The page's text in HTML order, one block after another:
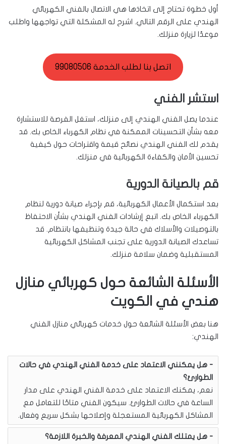
أول خطوة تحتاج إلى اتخاذها هي الاتصال بالفني الكهربائي
الهندي على الرقم التالي. اشرح له المشكلة التي تواجهها واطلب
موعدًا لزيارة منزلك.
اتصل بنا لطلب الخدمة 99080506
استشر الفني
عندما يصل الفني الهندي إلى منزلك، استغل الفرصة للاستشارة
معه بشأن التحسينات الممكنة في نظام الكهرباء الخاص بك. قد
يقدم لك الفني الهندي نصائح قيمة واقتراحات حول كيفية
تحسين الأمان والكفاءة الكهربائية في منزلك.
قم بالصيانة الدورية
بعد استكمال الأعمال الكهربائية، قم بإجراء صيانة دورية لنظام
الكهرباء الخاص بك. اتبع إرشادات الفني الهندي بشأن الاحتفاظ
بالتوصيلات والأسلاك في حالة جيدة وتنظيفها بانتظام. قد
تساعدك الصيانة الدورية على تجنب المشاكل الكهربائية
المستقبلية وضمان سلامة منزلك.
الأسئلة الشائعة حول كهربائي منازل
هندي في الكويت
هنا بعض الأسئلة الشائعة حول خدمات كهربائي منازل الفني
الهندي:
هل يمكنني الاعتماد على خدمة الفني الهندي في حالات
الطوارئ؟
نعم، يمكنك الاعتماد على خدمة الفني الهندي على مدار
الساعة في حالات الطوارئ. سيكون الفني متاحًا للتعامل مع
المشاكل الكهربائية المستعجلة وإصلاحها بشكل سريع وفعال.
هل يمتلك الفني الهندي المعرفة والخبرة اللازمة؟